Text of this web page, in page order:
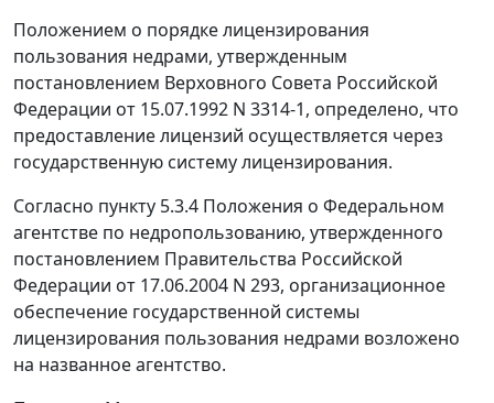
Положением о порядке лицензирования
пользования недрами, утвержденным
постановлением Верховного Совета Российской
Федерации от 15.07.1992 N 3314-1, определено, что
предоставление лицензий осуществляется через
государственную систему лицензирования.
Согласно пункту 5.3.4 Положения о Федеральном
агентстве по недропользованию, утвержденного
постановлением Правительства Российской
Федерации от 17.06.2004 N 293, организационное
обеспечение государственной системы
лицензирования пользования недрами возложено
на названное агентство.